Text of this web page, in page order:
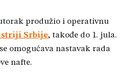
produžio i operativnu
Srbije, takođe do 1. jula.
omogućava nastavak rada
nafte.